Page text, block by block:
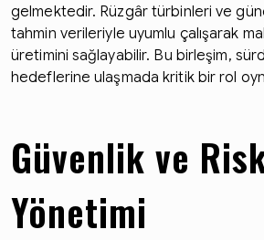
gelmektedir. Rüzgâr türbinleri ve
tahmin verileriyle uyumlu çalışarak
üretimini sağlayabilir. Bu birleşim,
hedeflerine ulaşmada kritik bir rol
Güvenlik ve
Yönetimi